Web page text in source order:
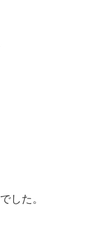
した。